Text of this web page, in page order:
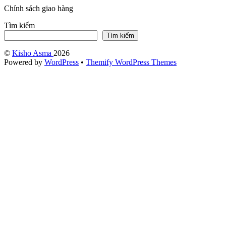
Chính sách giao hàng
Tìm kiếm
Tìm kiếm
© Kisho Asma 2026
Powered by WordPress • Themify WordPress Themes